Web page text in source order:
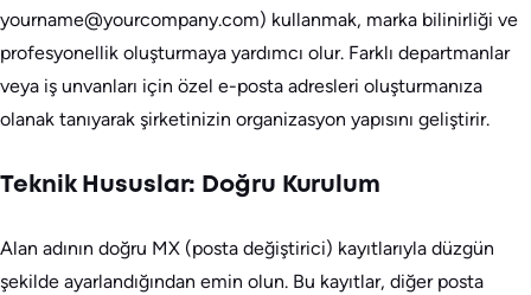
yourname@yourcompany.com) kullanmak, marka bilinirliği ve
profesyonellik oluşturmaya yardımcı olur. Farklı departmanlar
veya iş unvanları için özel e-posta adresleri oluşturmanıza
olanak tanıyarak şirketinizin organizasyon yapısını geliştirir.
Teknik Hususlar: Doğru Kurulum
Alan adının doğru MX (posta değiştirici) kayıtlarıyla düzgün
şekilde ayarlandığından emin olun. Bu kayıtlar, diğer posta